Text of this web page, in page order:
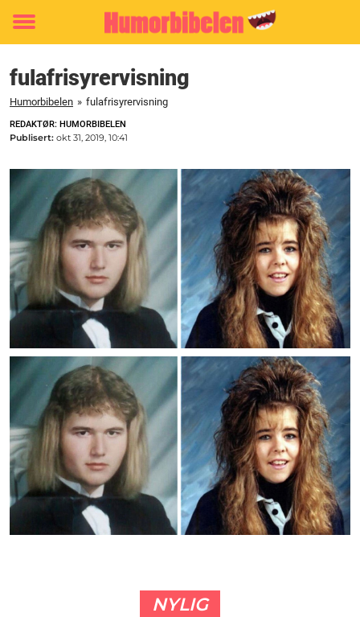
Toggle
fulafrisyrervisning
Humorbibelen » fulafrisyrervisning
REDAKTØR: HUMORBIBELEN
Publisert: okt 31, 2019, 10:41
NYLIG